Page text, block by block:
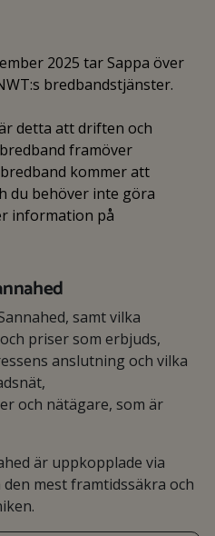
2025 tar Sappa över
bredbandstjänster.
detta att driften och
framöver
kommer att
du behöver inte göra
information på
samt vilka
priser som erbjuds,
anslutning och vilka
och nätägare, som är
är uppkopplade via
mest framtidssäkra och